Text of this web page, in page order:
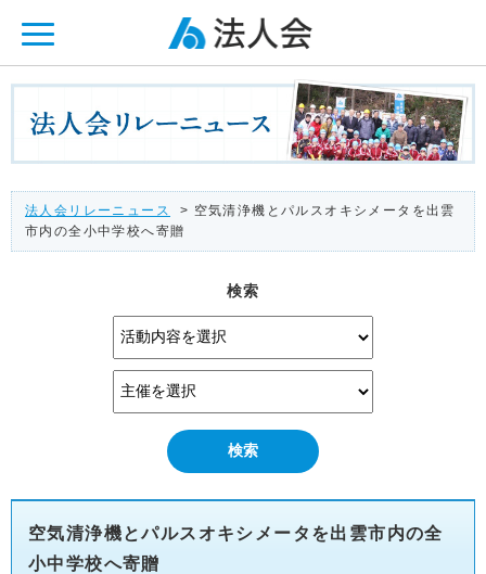
法人会リレーニュース
> 空気清浄機とパルスオキシメータを出雲
市内の全小中学校へ寄贈
検索
空気清浄機とパルスオキシメータを出雲市内の全
小中学校へ寄贈